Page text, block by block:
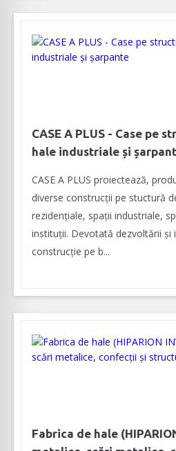
CASE A PLUS - Case pe
hale industriale și
CASE A PLUS proiectează,
diverse construcții pe stuctură
rezidențiale, spații industriale,
instituții. Devotată dezvoltării și
construcție pe b...
Fabrica de hale